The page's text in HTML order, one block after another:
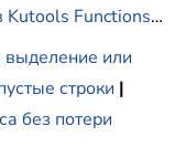
Kutools Functions…
выделение или
строки |
без потери